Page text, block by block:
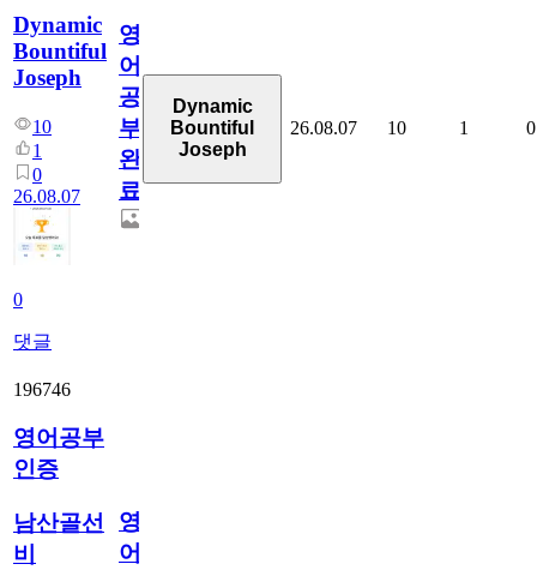
Dynamic
Bountiful
Joseph
10
1
0
26.08.07
0
댓글
영
어
공
부
완
료
Dynamic
Bountiful
Joseph
26.08.07 10 1 0
196746
영어공부
인증
남산골선
비
영
어